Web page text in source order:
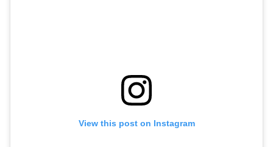
View this post on Instagram